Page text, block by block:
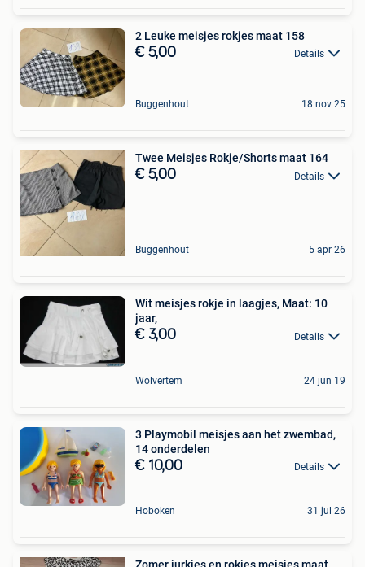
2 Leuke meisjes rokjes maat 158
€ 5,00 Details
Buggenhout 18 nov 25
Twee Meisjes Rokje/Shorts maat 164
€ 5,00 Details
Buggenhout 5 apr 26
Wit meisjes rokje in laagjes, Maat: 10
jaar,
€ 3,00 Details
Wolvertem 24 jun 19
3 Playmobil meisjes aan het zwembad,
14 onderdelen
€ 10,00 Details
Hoboken 31 jul 26